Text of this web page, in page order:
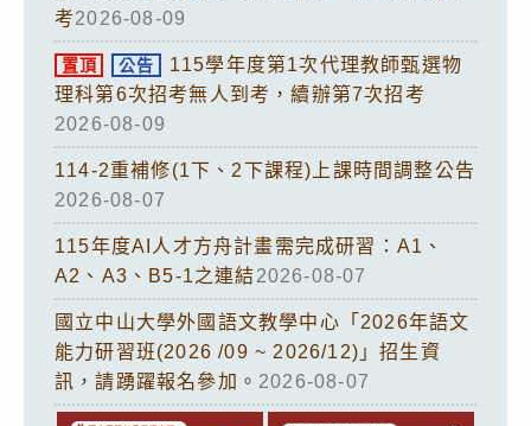
考2026-08-09
置頂 公告
115學年度第1次代理教師甄選物
理科第6次招考無人到考，續辦第7次招考
2026-08-09
114-2重補修(1下、2下課程)上課時間調整公告
2026-08-07
115年度AI人才方舟計畫需完成研習：A1、
A2、A3、B5-1之連結2026-08-07
國立中山大學外國語文教學中心「2026年語文
能力研習班(2026 /09 ~ 2026/12)」招生資
訊，請踴躍報名參加。 2026-08-07